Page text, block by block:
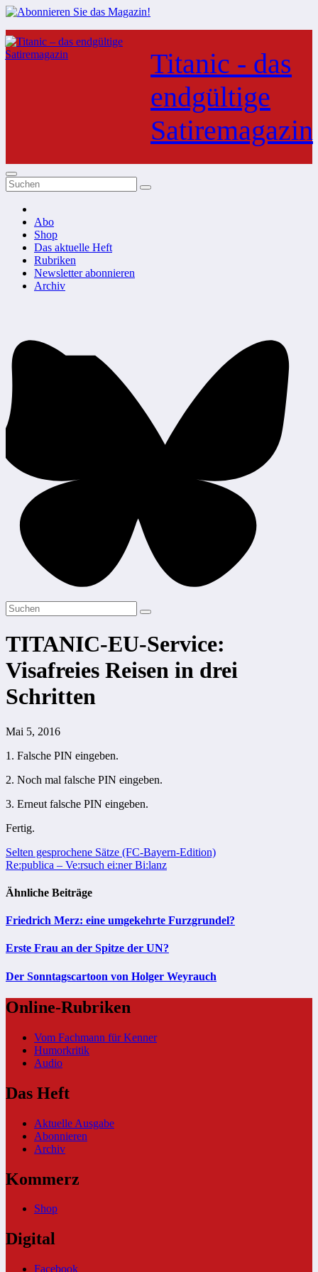
Zum
Inhalt
springen
Titanic - das
endgültige
Satiremagazin
Abo
Shop
Das aktuelle Heft
Rubriken
Newsletter abonnieren
Archiv
TITANIC-EU-Service:
Visafreies Reisen in drei
Schritten
Mai 5, 2016
1. Falsche PIN eingeben.
2. Noch mal falsche PIN eingeben.
3. Erneut falsche PIN eingeben.
Fertig.
Beitragsnavigation
Selten gesprochene Sätze (FC-Bayern-Edition)
Re:publica – Ve:rsuch ei:ner Bi:lanz
Ähnliche Beiträge
Friedrich Merz: eine umgekehrte Furzgrundel?
Erste Frau an der Spitze der UN?
Der Sonntagscartoon von Holger Weyrauch
Online-Rubriken
Vom Fachmann für Kenner
Humorkritik
Audio
Das Heft
Aktuelle Ausgabe
Abonnieren
Archiv
Kommerz
Shop
Digital
Facebook